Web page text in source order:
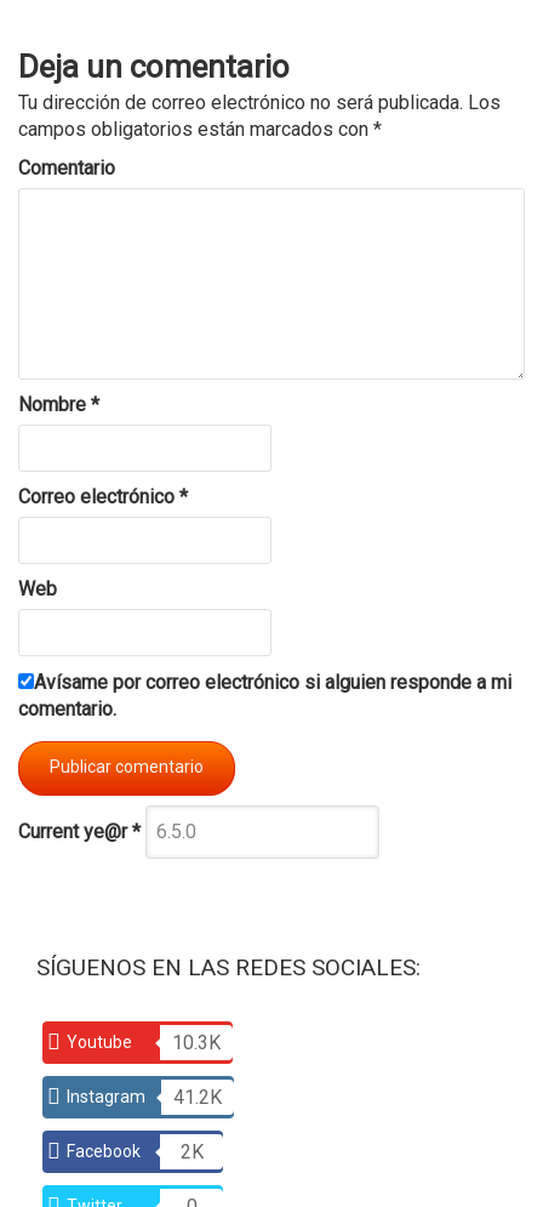
Deja un comentario
Tu dirección de correo electrónico no será publicada. Los
campos obligatorios están marcados con *
Comentario
Nombre *
Correo electrónico *
Web
Avísame por correo electrónico si alguien responde a mi
comentario.
Current ye@r*
SÍGUENOS EN LAS REDES SOCIALES:
Youtube 10.3K
Instagram 41.2K
Facebook 2K